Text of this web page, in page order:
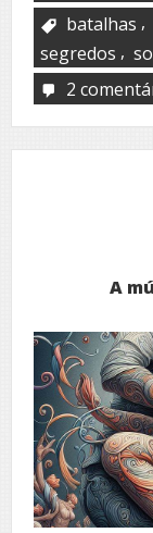
batalhas ,
segredos ,
2
A